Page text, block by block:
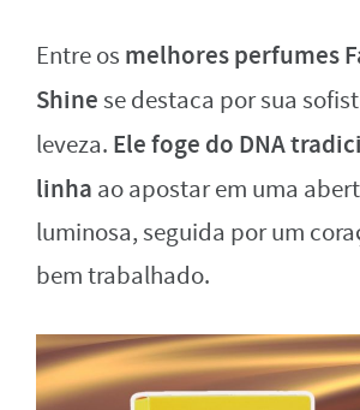
Entre os melhores perfumes
Shinese destaca por sua
leveza. Ele foge do DNA
linha ao apostar em uma
luminosa, seguida por um
bem trabalhado.